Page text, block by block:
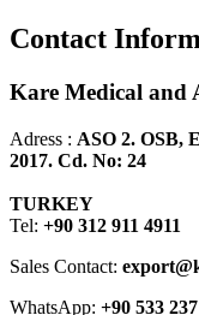
Contact
Kare Medical and
Adress : ASO 2. OSB,
2017. Cd. No: 24
06930
TURKEY
Tel: +90 312 911 4911
Sales Contact:
WhatsApp: +90 533